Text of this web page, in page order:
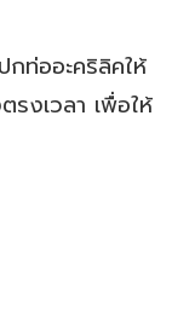
กท่ออะคริลิคให้
รงเวลา เพื่อให้